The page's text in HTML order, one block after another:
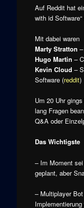
Auf Reddit hat
with id
Mit dabei waren
Marty Stratton
Hugo Martin –
Kevin Cloud –
Software (reddit)
Um 20 Uhr
lang Fragen
Q&A oder
Das Wichtigste
– Im Moment
geplant, aber
– Multiplayer